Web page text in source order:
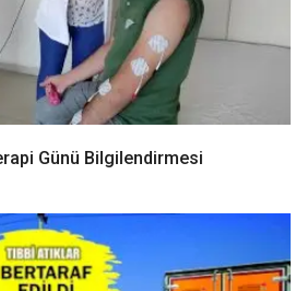
Günü Bilgilendirmesi